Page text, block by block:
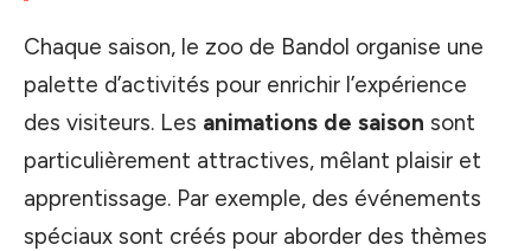
Chaque saison, le zoo de Bandol organise une
palette d’activités pour enrichir l’expérience
des visiteurs. Les animations de saison sont
particulièrement attractives, mêlant plaisir et
apprentissage. Par exemple, des événements
spéciaux sont créés pour aborder des thèmes